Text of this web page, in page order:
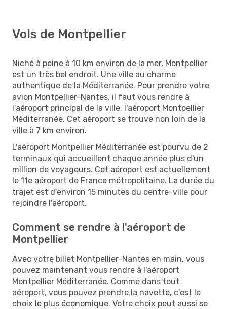
Vols de Montpellier
Niché à peine à 10 km environ de la mer, Montpellier
est un très bel endroit. Une ville au charme
authentique de la Méditerranée. Pour prendre votre
avion Montpellier-Nantes, il faut vous rendre à
l'aéroport principal de la ville, l'aéroport Montpellier
Méditerranée. Cet aéroport se trouve non loin de la
ville à 7 km environ.
L'aéroport Montpellier Méditerranée est pourvu de 2
terminaux qui accueillent chaque année plus d'un
million de voyageurs. Cet aéroport est actuellement
le 11e aéroport de France métropolitaine. La durée du
trajet est d'environ 15 minutes du centre-ville pour
rejoindre l'aéroport.
Comment se rendre à l'aéroport de
Montpellier
Avec votre billet Montpellier-Nantes en main, vous
pouvez maintenant vous rendre à l'aéroport
Montpellier Méditerranée. Comme dans tout
aéroport, vous pouvez prendre la navette, c'est le
choix le plus économique. Votre choix peut aussi se